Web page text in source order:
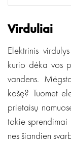
Virduliai
Elektrinis
kurio dėka vos
vandens.
košę? Tuomet
prietaisų
tokie sprendimai
nes šiandien